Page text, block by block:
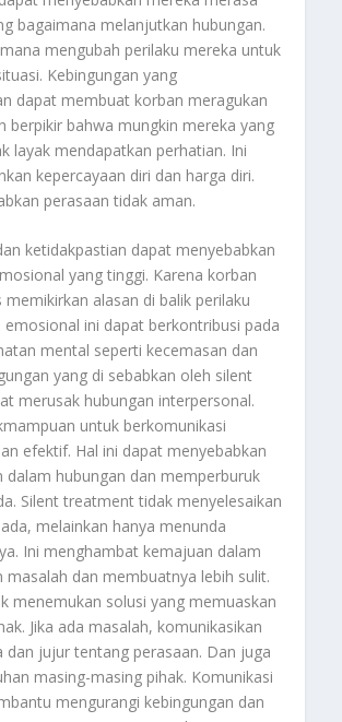
bagaimana melanjutkan hubungan.
mengubah perilaku mereka untuk
Kebingungan yang
dapat membuat korban meragukan
berpikir bahwa mungkin mereka yang
layak mendapatkan perhatian. Ini
kepercayaan diri dan harga diri.
perasaan tidak aman.
ketidakpastian dapat menyebabkan
yang tinggi. Karena korban
alasan di balik perilaku
emosional ini dapat berkontribusi pada
mental seperti kecemasan dan
yang di sebabkan oleh silent
merusak hubungan interpersonal.
untuk berkomunikasi
efektif. Hal ini dapat menyebabkan
dalam hubungan dan memperburuk
Silent treatment tidak menyelesaikan
melainkan hanya menunda
Ini menghambat kemajuan dalam
masalah dan membuatnya lebih sulit.
menemukan solusi yang memuaskan
Jika ada masalah, komunikasikan
dan jujur tentang perasaan. Dan juga
masing-masing pihak. Komunikasi
mengurangi kebingungan dan